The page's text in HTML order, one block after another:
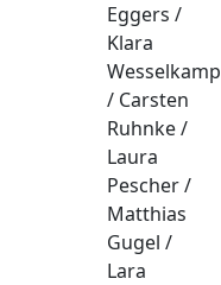
Eggers /
Klara
Wesselkamp
/ Carsten
Ruhnke /
Laura
Pescher /
Matthias
Gugel /
Lara